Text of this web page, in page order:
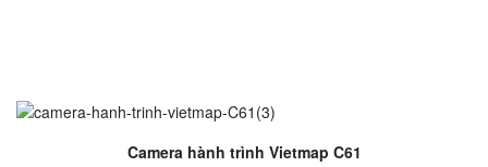
Camera hành trình Vietmap C61